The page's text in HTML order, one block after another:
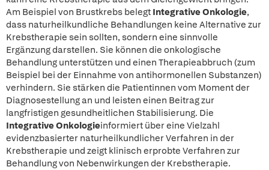
Am Beispiel von Brustkrebs belegt Integrative Onkologie,
dass naturheilkundliche Behandlungen keine Alternative zur
Krebstherapie sein sollten, sondern eine sinnvolle
Ergänzung darstellen. Sie können die onkologische
Behandlung unterstützen und einen Therapieabbruch (zum
Beispiel bei der Einnahme von antihormonellen Substanzen)
verhindern. Sie stärken die Patientinnen vom Moment der
Diagnosestellung an und leisten einen Beitrag zur
langfristigen gesundheitlichen Stabilisierung. Die
Integrative Onkologieinformiert über eine Vielzahl
evidenzbasierter naturheilkundlicher Verfahren in der
Krebstherapie und zeigt klinisch erprobte Verfahren zur
Behandlung von Nebenwirkungen der Krebstherapie.